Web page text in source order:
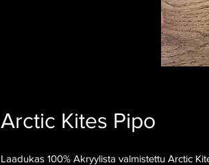
Arctic Kites Pipo
Laadukas 100% Akryylista valmistettu Arctic